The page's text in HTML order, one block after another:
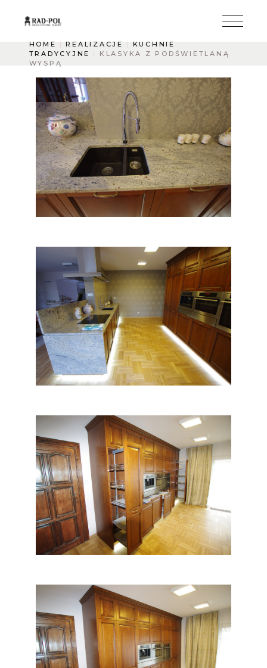
HOME REALIZACJE
KUCHNIE
TRADYCYJNE
KLASYKA Z PODŚWIETLANĄ
WYSPĄ